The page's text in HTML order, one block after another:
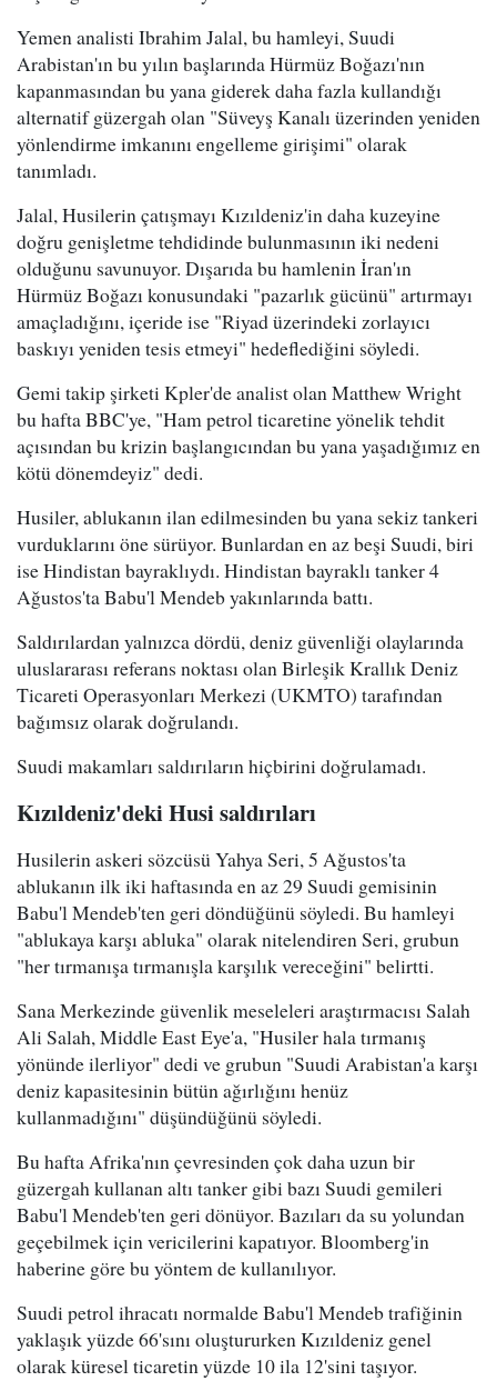
Yemen analisti Ibrahim Jalal, bu hamleyi, Suudi
Arabistan'ın bu yılın başlarında Hürmüz Boğazı'nın
kapanmasından bu yana giderek daha fazla kullandığı
alternatif güzergah olan "Süveyş Kanalı üzerinden yeniden
yönlendirme imkanını engelleme girişimi" olarak
tanımladı.
Jalal, Husilerin çatışmayı Kızıldeniz'in daha kuzeyine
doğru genişletme tehdidinde bulunmasının iki nedeni
olduğunu savunuyor. Dışarıda bu hamlenin İran'ın
Hürmüz Boğazı konusundaki "pazarlık gücünü" artırmayı
amaçladığını, içeride ise "Riyad üzerindeki zorlayıcı
baskıyı yeniden tesis etmeyi" hedeflediğini söyledi.
Gemi takip şirketi Kpler'de analist olan Matthew Wright
bu hafta BBC'ye, "Ham petrol ticaretine yönelik tehdit
açısından bu krizin başlangıcından bu yana yaşadığımız en
kötü dönemdeyiz" dedi.
Husiler, ablukanın ilan edilmesinden bu yana sekiz tankeri
vurduklarını öne sürüyor. Bunlardan en az beşi Suudi, biri
ise Hindistan bayraklıydı. Hindistan bayraklı tanker 4
Ağustos'ta Babu'l Mendeb yakınlarında battı.
Saldırılardan yalnızca dördü, deniz güvenliği olaylarında
uluslararası referans noktası olan Birleşik Krallık Deniz
Ticareti Operasyonları Merkezi (UKMTO) tarafından
bağımsız olarak doğrulandı.
Suudi makamları saldırıların hiçbirini doğrulamadı.
Kızıldeniz'deki Husi saldırıları
Husilerin askeri sözcüsü Yahya Seri, 5 Ağustos'ta
ablukanın ilk iki haftasında en az 29 Suudi gemisinin
Babu'l Mendeb'ten geri döndüğünü söyledi. Bu hamleyi
"ablukaya karşı abluka" olarak nitelendiren Seri, grubun
"her tırmanışa tırmanışla karşılık vereceğini" belirtti.
Sana Merkezinde güvenlik meseleleri araştırmacısı Salah
Ali Salah, Middle East Eye'a, "Husiler hala tırmanış
yönünde ilerliyor" dedi ve grubun "Suudi Arabistan'a karşı
deniz kapasitesinin bütün ağırlığını henüz
kullanmadığını" düşündüğünü söyledi.
Bu hafta Afrika'nın çevresinden çok daha uzun bir
güzergah kullanan altı tanker gibi bazı Suudi gemileri
Babu'l Mendeb'ten geri dönüyor. Bazıları da su yolundan
geçebilmek için vericilerini kapatıyor. Bloomberg'in
haberine göre bu yöntem de kullanılıyor.
Suudi petrol ihracatı normalde Babu'l Mendeb trafiğinin
yaklaşık yüzde 66'sını oluştururken Kızıldeniz genel
olarak küresel ticaretin yüzde 10 ila 12'sini taşıyor.